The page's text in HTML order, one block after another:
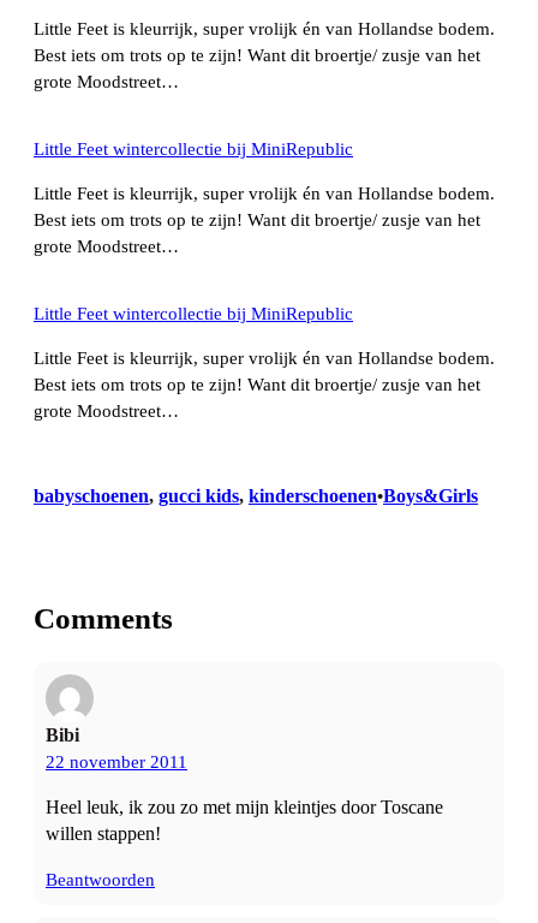
Little Feet is kleurrijk, super vrolijk én van Hollandse bodem.
Best iets om trots op te zijn! Want dit broertje/ zusje van het
grote Moodstreet…
Little Feet wintercollectie bij MiniRepublic
Little Feet is kleurrijk, super vrolijk én van Hollandse bodem.
Best iets om trots op te zijn! Want dit broertje/ zusje van het
grote Moodstreet…
Little Feet wintercollectie bij MiniRepublic
Little Feet is kleurrijk, super vrolijk én van Hollandse bodem.
Best iets om trots op te zijn! Want dit broertje/ zusje van het
grote Moodstreet…
babyschoenen, gucci kids, kinderschoenen•Boys&Girls
Comments
Bibi
22 november 2011
Heel leuk, ik zou zo met mijn kleintjes door Toscane
willen stappen!
Beantwoorden